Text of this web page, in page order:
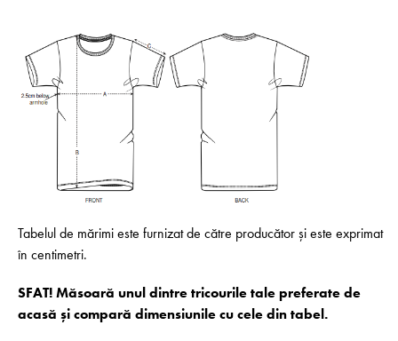
Tabelul de mărimi este furnizat de către producător și este exprimat
în centimetri.
SFAT! Măsoară unul dintre tricourile tale preferate de
acasă și compară dimensiunile cu cele din tabel.